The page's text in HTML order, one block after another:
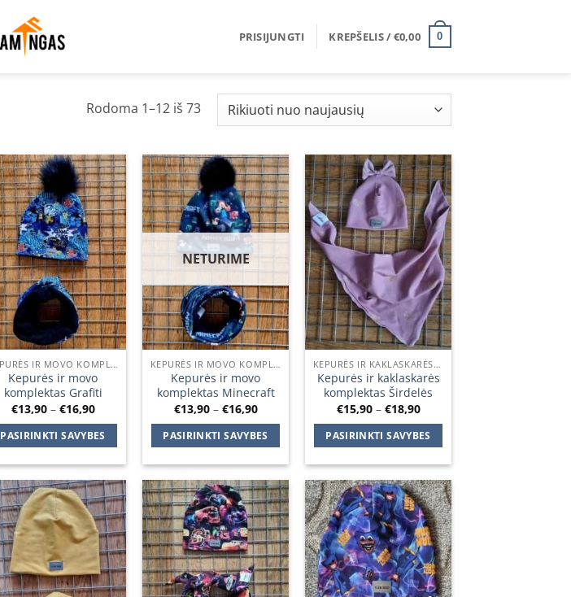
PRISIJUNGTI KREPŠELIS / €0,00 0
Rodoma 1–12 iš 73Rūšiuojama
pagal
Add to
wishlist
KEPURĖS IR MOVO KOMPLEKTAI
Kepurės ir movo
komplektas Grafiti
€13,90 – €16,90Price
€13,90
through
PASIRINKTI SAVYBES
has
multiple
variants.
The
options
may
Add to
wishlist
NETURIME
KEPURĖS IR MOVO KOMPLEKTAI
Kepurės ir movo
komplektas Minecraft
€13,90 – €16,90Price
€13,90
through
PASIRINKTI SAVYBES
has
multiple
variants.
The
options
may
Add to
wishlist
KEPURĖS IR KAKLASKARĖS KOMPLEKTAI
Kepurės ir kaklaskarės
komplektas Širdelės
€15,90 – €18,90Price
€15,90
through
PASIRINKTI SAVYBES
has
multiple
variants.
The
options
may
Add to
wishlist
Add to
wishlist
Add to
wishlist